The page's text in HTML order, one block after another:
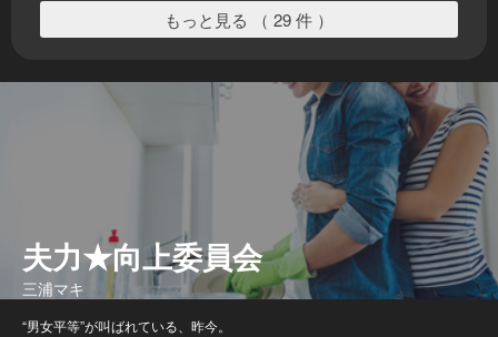
もっと見る （ 29 件 ）
夫力★向上委員会
三浦マキ
“男女平等”が叫ばれている、昨今。